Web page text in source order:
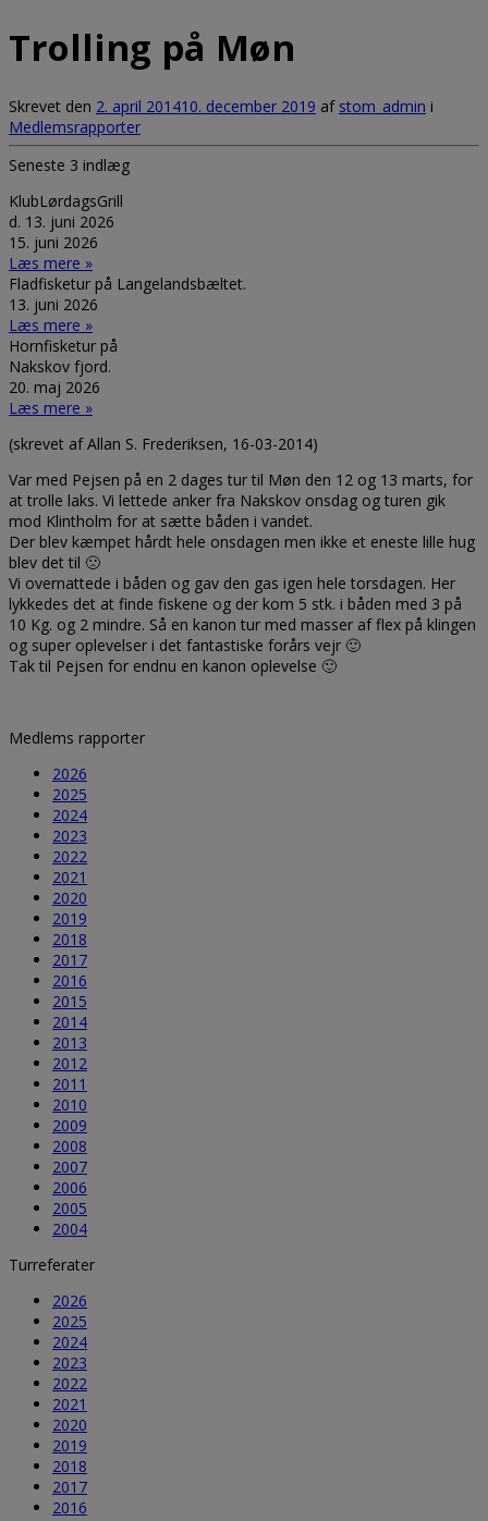
Trolling på Møn
Skrevet den 2. april 201410. december 2019 af stom_admin i
Medlemsrapporter
Seneste 3 indlæg
KlubLørdagsGrill
d. 13. juni 2026
15. juni 2026
Læs mere »
Fladfisketur på Langelandsbæltet.
13. juni 2026
Læs mere »
Hornfisketur på
Nakskov fjord.
20. maj 2026
Læs mere »
(skrevet af Allan S. Frederiksen, 16-03-2014)
Var med Pejsen på en 2 dages tur til Møn den 12 og 13 marts, for
at trolle laks. Vi lettede anker fra Nakskov onsdag og turen gik
mod Klintholm for at sætte båden i vandet.
Der blev kæmpet hårdt hele onsdagen men ikke et eneste lille hug
blev det til 🙁
Vi overnattede i båden og gav den gas igen hele torsdagen. Her
lykkedes det at finde fiskene og der kom 5 stk. i båden med 3 på
10 Kg. og 2 mindre. Så en kanon tur med masser af flex på klingen
og super oplevelser i det fantastiske forårs vejr 🙂
Tak til Pejsen for endnu en kanon oplevelse 🙂
Medlems rapporter
2026
2025
2024
2023
2022
2021
2020
2019
2018
2017
2016
2015
2014
2013
2012
2011
2010
2009
2008
2007
2006
2005
2004
Turreferater
2026
2025
2024
2023
2022
2021
2020
2019
2018
2017
2016